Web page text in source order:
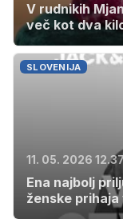
V rudnikih
več kot dva
SLOVENIJA
11. 05. 2026 12.37
Ena najbolj
ženske